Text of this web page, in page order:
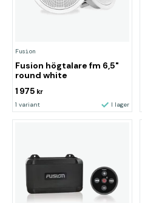
Fusion
Fusion högtalare fm 6,5"
round white
1 975 kr
1 variant I lager